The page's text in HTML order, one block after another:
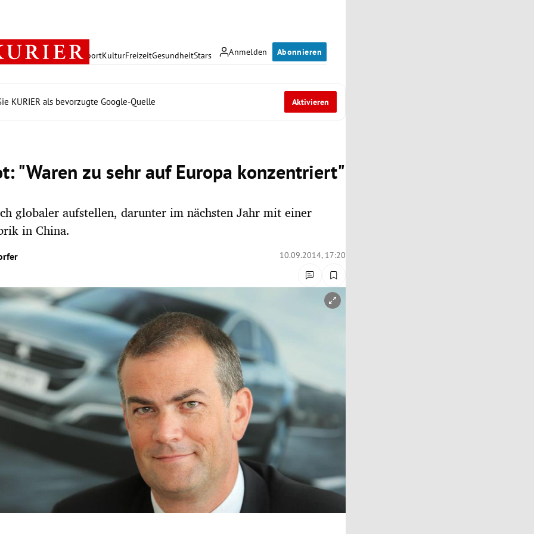
Anmelden Abonnieren
PolitikWirtschaft SportKulturFreizeitGesundheitStars
KURIER als bevorzugte Google-Quelle Aktivieren
"Waren zu sehr auf Europa konzentriert"
globaler aufstellen, darunter im nächsten Jahr mit einer
in China.
10.09.2014, 17:20
öffnen/schließen